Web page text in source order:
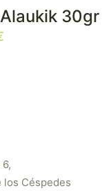
30gr
los Céspedes